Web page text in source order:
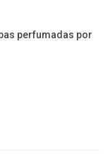
perfumadas por